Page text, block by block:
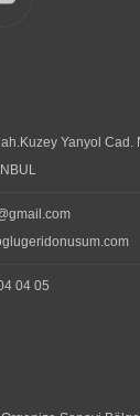
Yanyol Cad.
04 05